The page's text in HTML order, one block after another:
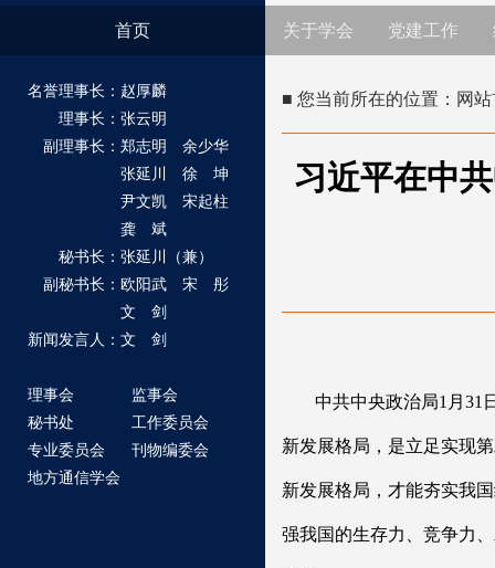
首页 关于学会 党建工作
名誉理事长：赵厚麟
理事长：张云明
副理事长：郑志明 余少华
张延川 徐 坤
尹文凯 宋起柱
龚 斌
秘书长：张延川（兼）
副秘书长：欧阳武 宋 彤
文 剑
新闻发言人：文 剑
理事会
监事会
秘书处
工作委员会
专业委员会
刊物编委会
地方通信学会
■ 您当前所在的位置： 网
习近平在中
中共中央政治局1月31
新发展格局，是立足实现
新发展格局，才能夯实我
强我国的生存力、竞争力